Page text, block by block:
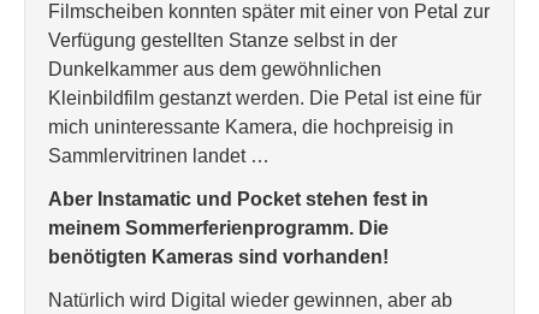
Filmscheiben konnten später mit einer von Petal zur
Verfügung gestellten Stanze selbst in der
Dunkelkammer aus dem gewöhnlichen
Kleinbildfilm gestanzt werden. Die Petal ist eine für
mich uninteressante Kamera, die hochpreisig in
Sammlervitrinen landet …
Aber Instamatic und Pocket stehen fest in
meinem Sommerferienprogramm. Die
benötigten Kameras sind vorhanden!
Natürlich wird Digital wieder gewinnen, aber ab